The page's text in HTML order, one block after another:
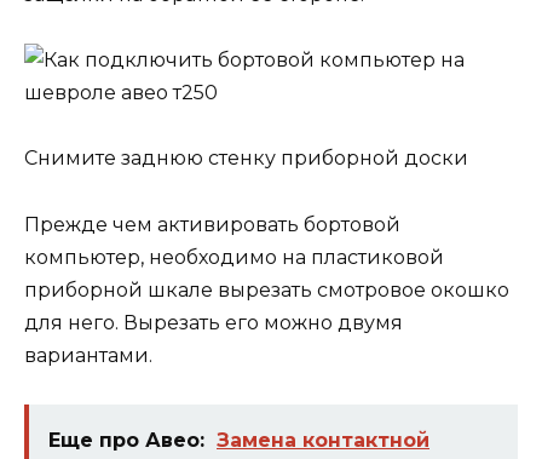
Снимите заднюю стенку приборной доски
Прежде чем активировать бортовой
компьютер, необходимо на пластиковой
приборной шкале вырезать смотровое окошко
для него. Вырезать его можно двумя
вариантами.
Еще про Авео: Замена контактной